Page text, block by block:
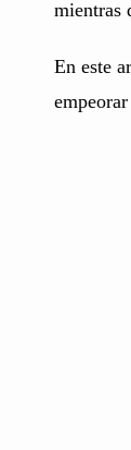
mientras
En este